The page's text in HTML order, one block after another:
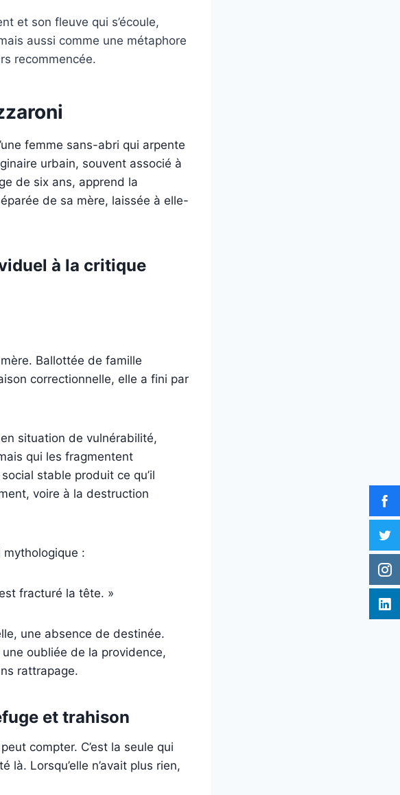
et son fleuve qui s’écoule,
aussi comme une métaphore
recommencée.
femme sans-abri qui arpente
urbain, souvent associé à
de six ans, apprend la
de sa mère, laissée à elle-
à la critique
Ballottée de famille
correctionnelle, elle a fini par
situation de vulnérabilité,
qui les fragmentent
stable produit ce qu’il
voire à la destruction
mythologique :
fracturé la tête. »
une absence de destinée.
oubliée de la providence,
rattrapage.
et trahison
compter. C’est la seule qui
Lorsqu’elle n’avait plus rien,